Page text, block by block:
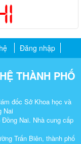
Đăng nhập
THÀNH PHỐ
đốc Sở Khoa học và
Nai
Nai. Nhà cung cấp
Trấn Biên, thành phố